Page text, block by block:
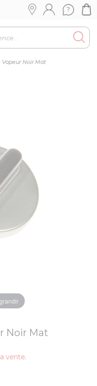
Noir Mat
Noir Mat
vente.